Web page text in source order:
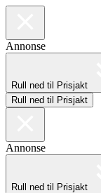
Annonse
Rull ned til Prisjakt
Rull ned til Prisjakt
Annonse
Rull ned til Prisjakt